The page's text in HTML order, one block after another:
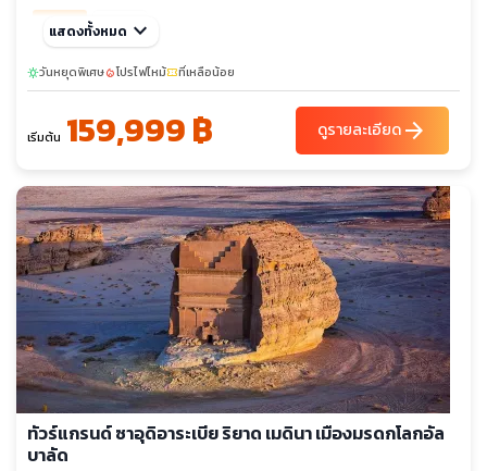
ม.ค. 70
26-02
แสดงทั้งหมด keyboard_arrow_down
sunnyวันหยุดพิเศษlocal_fire_departmentโปรไฟไหม้confirmation_numberที่เหลือน้อย
เริ่มต้น 159,999 ฿ ดูรายละเอียดarrow_forward
ทัวร์แกรนด์ ซาอุดิอาระเบีย ริยาด เมดินา เมืองมรดกโลกอัล
บาลัด